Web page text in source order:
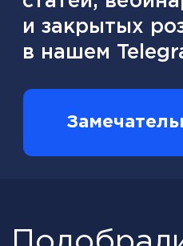
Оставить заявку